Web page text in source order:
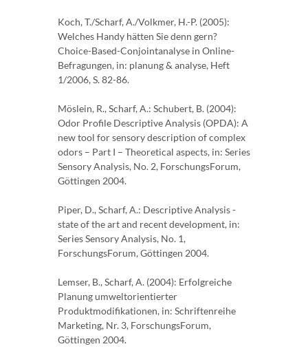
Koch, T./Scharf, A./Volkmer, H.-P. (2005):
Welches Handy hätten Sie denn gern?
Choice-Based-Conjointanalyse in Online-
Befragungen, in: planung & analyse, Heft
1/2006, S. 82-86.
Möslein, R., Scharf, A.: Schubert, B. (2004):
Odor Profile Descriptive Analysis (OPDA): A
new tool for sensory description of complex
odors – Part I – Theoretical aspects, in: Series
Sensory Analysis, No. 2, ForschungsForum,
Göttingen 2004.
Piper, D., Scharf, A.: Descriptive Analysis -
state of the art and recent development, in:
Series Sensory Analysis, No. 1,
ForschungsForum, Göttingen 2004.
Lemser, B., Scharf, A. (2004): Erfolgreiche
Planung umweltorientierter
Produktmodifikationen, in: Schriftenreihe
Marketing, Nr. 3, ForschungsForum,
Göttingen 2004.